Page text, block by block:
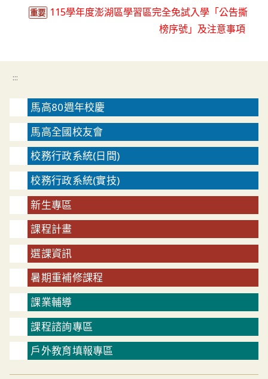
重要 115學年度澎湖區學習區完全免試入學「公告撕
榜序號」及注意事項
:::
馬高80週年校慶
馬高全國校友會
校務行政系統(日間)
校務行政系統(實技)
新生專區
課程計畫
選課資訊
暑期重補修課程
課業輔導
課程諮詢專區
戶外教育填報專區